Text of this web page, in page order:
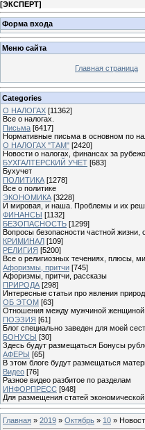
[ЭКСПЕРТ]
Форма входа
Меню сайта
Главная страница
Categories
О НАЛОГАХ [11362]
Все о налогах.
Письма [6417]
Нормативные письма в основном по
О НАЛОГАХ "ТАМ" [2420]
Новости о налогах, финансах за
БУХГАЛТЕРСКИЙ УЧЕТ [683]
Бухучет
ПОЛИТИКА [1278]
Все о политике
ЭКОНОМИКА [3228]
И мировая, и наша. Проблемы и их
ФИНАНСЫ [1132]
БЕЗОПАСНОСТЬ [1299]
Вопросы безопасности частной жизни,
КРИМИНАЛ [109]
РЕЛИГИЯ [5200]
Все о религиозных течениях, плюсы,
Афоризмы, притчи [745]
Афоризмы, притчи, рассказы
ПРИРОДА [298]
Интересные статьи про явления
ОБ ЭТОМ [63]
Отношения между мужчиной женщиной
ПОЭЗИЯ [61]
Блог специально заведен для моей
БОНУСЫ [30]
Здесь будут размещаться Бонусы
АФЕРЫ [65]
В этом блоге будут размещаться
Видео [76]
Разное видео разбитое по разделам
ИНФОРПРЕСС [948]
Для размещения статей
Главная » 2019 » Октябрь » 10 »